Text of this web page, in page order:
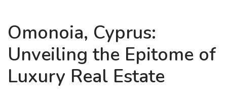
Omonoia, Cyprus:
Unveiling the Epitome of
Luxury Real Estate